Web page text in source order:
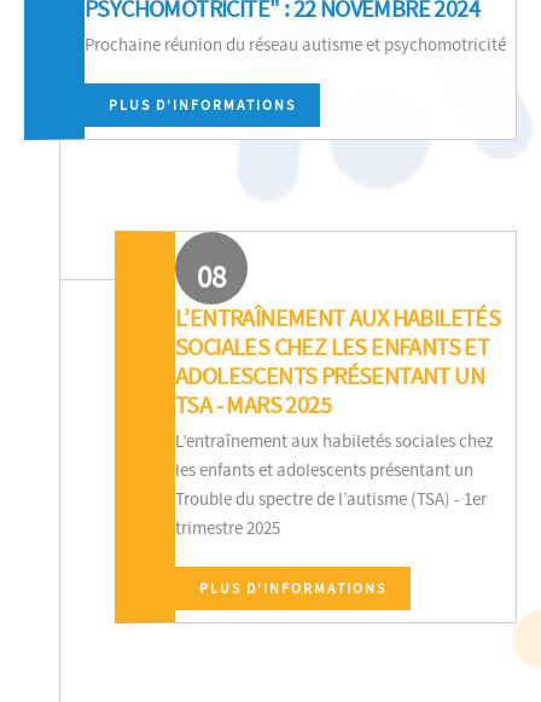
PSYCHOMOTRICITÉ" : 22 NOVEMBRE 2024
Prochaine réunion du réseau autisme et psychomotricité
PLUS D'INFORMATIONS
08
L’ENTRAÎNEMENT AUX HABILETÉS
SOCIALES CHEZ LES ENFANTS ET
ADOLESCENTS PRÉSENTANT UN
TSA - MARS 2025
L’entraînement aux habiletés sociales chez
les enfants et adolescents présentant un
Trouble du spectre de l’autisme (TSA) - 1er
trimestre 2025
PLUS D'INFORMATIONS